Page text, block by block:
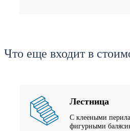
Что еще входит в
Лестница
С клееными
фигурными